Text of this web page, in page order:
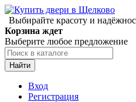
Выбирайте красоту и
Корзина ждет
Выберите любое предложение
Найти
Вход
Регистрация